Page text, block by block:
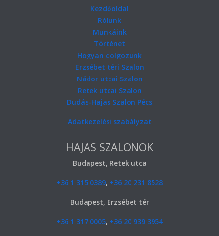
Kezdőoldal
Rólunk
Munkáink
Történet
Hogyan dolgozunk
Erzsébet téri Szalon
Nádor utcai Szalon
Retek utcai Szalon
Dudás-Hajas Szalon Pécs
Adatkezelési szabályzat
HAJAS SZALONOK
Budapest, Retek utca
+36 1 315 0389, +36 20 231 8528
Budapest, Erzsébet tér
+36 1 317 0005, +36 20 939 3954